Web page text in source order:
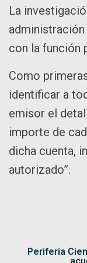
La
con la función
Como
identificar a
emisor el
importe de
dicha cuenta,
autorizado”.
Periferia